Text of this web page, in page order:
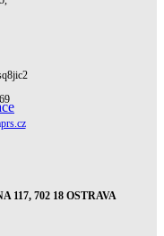
117, 702 18 OSTRAVA